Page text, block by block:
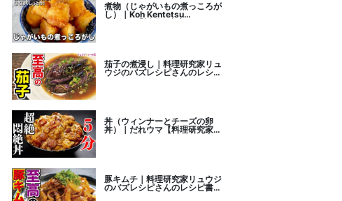
煮物（じゃがいもの煮っころが
し）｜Koh Kentetsu
茄子の煮浸し｜料理研究家リュ
ウジのバズレシピさんのレシピ
書き起こし
丼（ウィンナーとチーズの卵
丼）｜だれウマ【料理研究家】
豚キムチ｜料理研究家リュウジ
のバズレシピさんのレシピ書き
起こし